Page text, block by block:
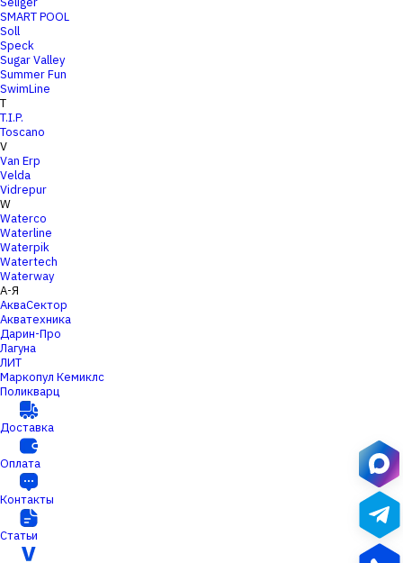
SMART POOL
Soll
Speck
Sugar Valley
Summer Fun
SwimLine
T
T.I.P.
Toscano
V
Van Erp
Velda
Vidrepur
W
Waterco
Waterline
Waterpik
Watertech
Waterway
А-Я
АкваСектор
Акватехника
Дарин-Про
Лагуна
ЛИТ
Маркопул Кемиклс
Поликварц
Доставка
Оплата
Контакты
Статьи